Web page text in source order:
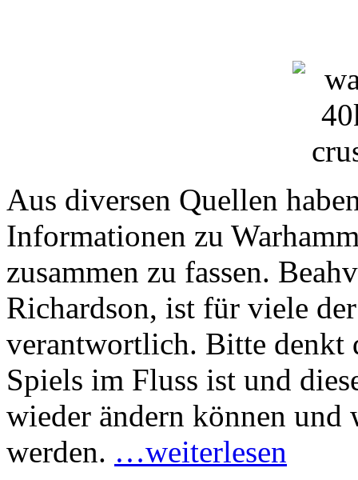
Aus diversen Quellen
Informationen zu
zusammen zu fassen.
Richardson, ist für viele
verantwortlich. Bitte denkt
Spiels im Fluss ist und
wieder ändern können und
werden. …weiterlesen